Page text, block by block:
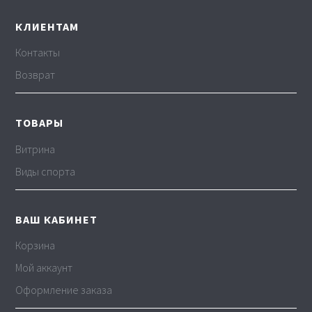
КЛИЕНТАМ
Контакты
Возврат
ТОВАРЫ
Витрина
Виды спорта
ВАШ КАБИНЕТ
Корзина
Мой аккаунт
Оформление заказа